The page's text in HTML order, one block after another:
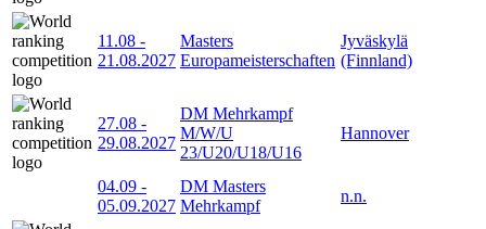
11.08 -
21.08.2027
Masters
Europameisterschaften
Jyväskylä
(Finnland)
27.08 -
29.08.2027
DM Mehrkampf
M/W/U
23/U20/U18/U16
Hannover
04.09 -
05.09.2027
DM Masters
Mehrkampf
n.n.